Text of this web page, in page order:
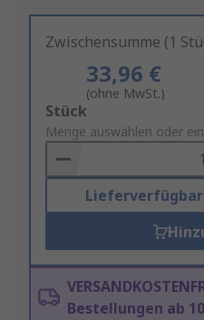
Zwischensumme (1
33,96 €
(ohne MwSt.)
Add
to
Basket
Stück
Menge auswählen oder
Bestellungen ab